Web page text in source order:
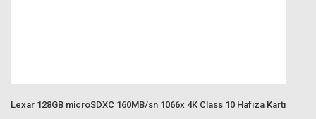
Lexar 128GB microSDXC 160MB/sn 1066x 4K Class 10 Hafıza Kartı